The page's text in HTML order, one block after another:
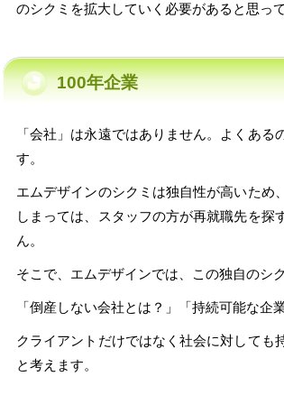
のシクミを拡大していく必要があると思って
100年企業
「会社」は永遠ではありません。よくあ
す。
エムデザインのシクミは独自性が高いため
しまっては、スタッフの方が再就職先を
ん。
そこで、エムデザインでは、この独自のシ
「倒産しない会社とは？」「持続可能な企
クライアントだけではなく社会に対しても
と考えます。